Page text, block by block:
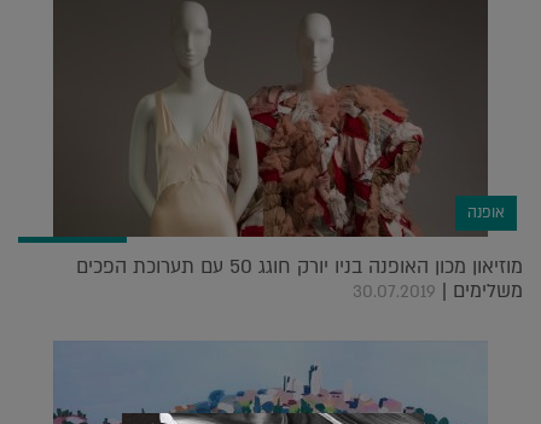
אופנה
מוזיאון מכון האופנה בניו יורק חוגג 50 עם תערוכת הפכים
משלימים | 30.07.2019